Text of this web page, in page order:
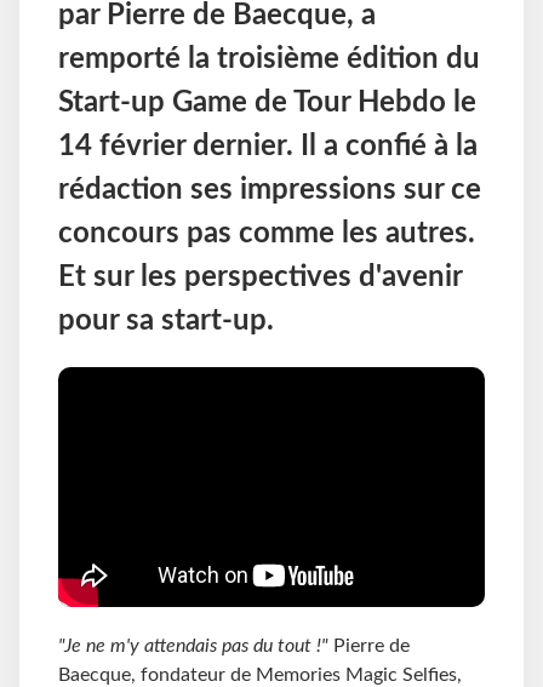
par Pierre de Baecque, a
remporté la troisième édition du
Start-up Game de Tour Hebdo le
14 février dernier. Il a confié à la
rédaction ses impressions sur ce
concours pas comme les autres.
Et sur les perspectives d'avenir
pour sa start-up.
"Je ne m'y attendais pas du tout !" Pierre de
Baecque, fondateur de Memories Magic Selfies,